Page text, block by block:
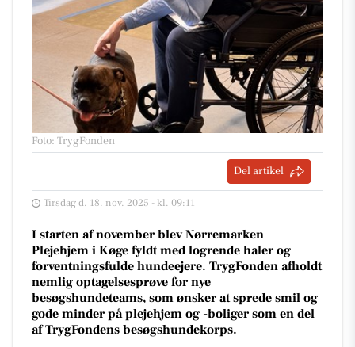
Foto: TrygFonden
Del artikel
Tirsdag d. 18. nov. 2025 - kl. 09:11
I starten af november blev Nørremarken
Plejehjem i Køge fyldt med logrende haler og
forventningsfulde hundeejere. TrygFonden afholdt
nemlig optagelsesprøve for nye
besøgshundeteams, som ønsker at sprede smil og
gode minder på plejehjem og -boliger som en del
af TrygFondens besøgshundekorps.